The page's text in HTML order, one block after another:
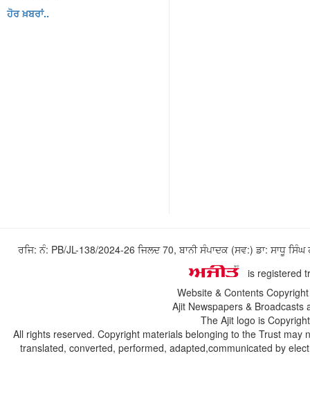
ਹੋਰ ਖ਼ਬਰਾਂ..
ਰਜਿ: ਨੰ: PB/JL-138/2024-26 ਜਿਲਦ 70, ਬਾਨੀ ਸੰਪਾਦਕ (ਸਵ:) ਡਾ: ਸਾਧੂ
is registered
Website & Contents
Ajit Newspapers &
The Ajit logo is
All rights reserved. Copyright materials belonging to the Trust
translated, converted, performed, adapted,communicated by